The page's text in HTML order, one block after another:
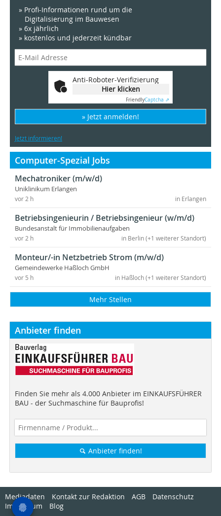
» Profi-Informationen rund um die
Digitalisierung im Bauwesen
» 6x jährlich
» kostenlos und jederzeit kündbar
Anti-Roboter-Verifizierung
Hier klicken
FriendlyCaptcha ⇗
» Jetzt anmelden!
Jetzt informieren!
Computer-Spezial Jobs
Mechatroniker (m/w/d)
Uniklinikum Erlangen
in Erlangen
vor 2 h
Betriebsingenieurin / Betriebsingenieur (w/m/d)
Bundesanstalt für Immobilienaufgaben
in Berlin (+1 weiterer Standort)
vor 2 h
Monteur/-in Netzbetrieb Strom (m/w/d)
Gemeindewerke Haßloch GmbH
in Haßloch (+1 weiterer Standort)
vor 5 h
Mehr Stellen
Anbieter finden
Finden Sie mehr als 4.000 Anbieter im EINKAUFSFÜHRER
BAU - der Suchmaschine für Bauprofis!
Anbieter finden!
Mediadaten Kontakt zur Redaktion AGB
Datenschutz
Impressum
Blog